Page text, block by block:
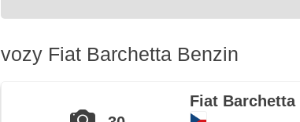
vozy Fiat Barchetta Benzin
Fiat Barchetta